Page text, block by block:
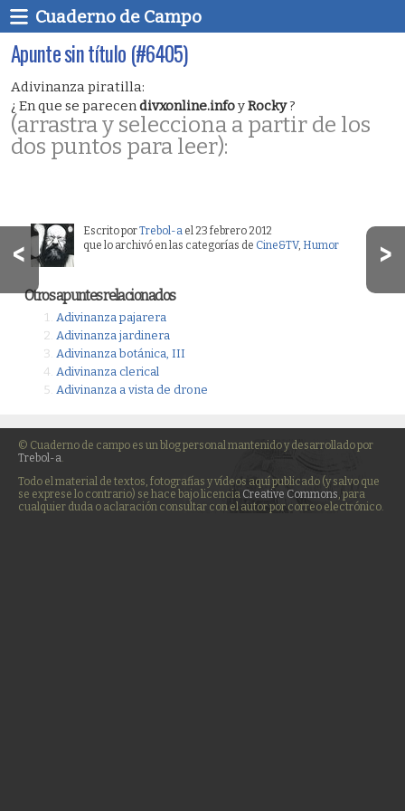
Cuaderno de Campo
Apunte sin título (#6405)
Adivinanza piratilla:
¿ En que se parecendivxonline.infoyRocky?
(arrastra y selecciona a partir de los
dos puntos para leer):
Escrito porTrebol-a el 23 febrero 2012
que lo archivó en las categorías de Cine&TV, Humor
Otros apuntes relacionados
Adivinanza pajarera
Adivinanza jardinera
Adivinanza botánica, III
Adivinanza clerical
Adivinanza a vista de drone
© Cuaderno de campo es un blog personal mantenido y desarrollado por
Trebol-a.
Todo el material de textos, fotografías y vídeos aquí publicado (y salvo que
se exprese lo contrario) se hace bajo licencia Creative Commons, para
cualquier duda o aclaración consultar con el autor por correo electrónico.